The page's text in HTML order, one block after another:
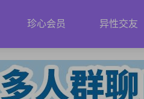
珍心会员 异性交友